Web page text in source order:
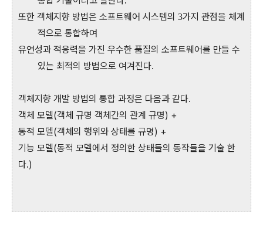
또한 객체지향 방법은 소프트웨어 시스템의 3가지 관점을 체계
적으로 통합하여
유연성과 적응력을 가진 우수한 품질의 소프트웨어를 만들 수
있는 최적의 방법으로 여겨진다.
객체지향 개발 방법의 통합 과정은 다음과 같다.
객체 모델(객체 규명 객체간의 관계 규명) +
동적 모델(객체의 행위와 상태를 규명) +
기능 모델(동적 모델에서 정의한 상태들의 동작들을 기술 한
다.)